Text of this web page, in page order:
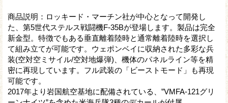
商品説明：ロッキード・マーチン社が中心となって開発し
た、第5世代ステルス戦闘機F-35Bが登場します。製品は完全
新金型。特徴でもある垂直離着陸時と通常離着陸時を選択し
て組み立てが可能です。ウェポンベイに収納された多彩な兵
装(空対空ミサイル/空対地爆弾)、機体のパネルライン等を精
密に再現しています。フル武装の「ビーストモード」も再現
可能です。
2017年より岩国航空基地に配備されている、”VMFA-121グリ